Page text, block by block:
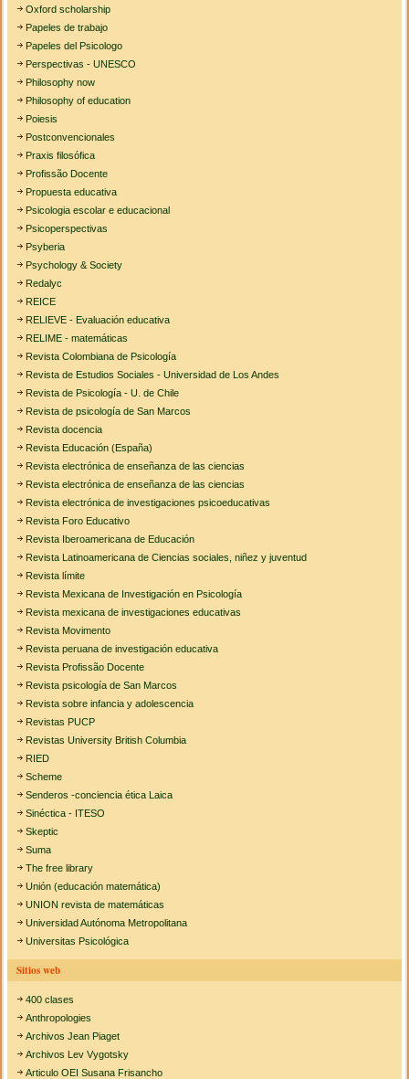
Oxford scholarship
Papeles de trabajo
Papeles del Psicologo
Perspectivas - UNESCO
Philosophy now
Philosophy of education
Poiesis
Postconvencionales
Praxis filosófica
Profissão Docente
Propuesta educativa
Psicologia escolar e educacional
Psicoperspectivas
Psyberia
Psychology & Society
Redalyc
REICE
RELIEVE - Evaluación educativa
RELIME - matemáticas
Revista Colombiana de Psicología
Revista de Estudios Sociales - Universidad de Los Andes
Revista de Psicología - U. de Chile
Revista de psicología de San Marcos
Revista docencia
Revista Educación (España)
Revista electrónica de enseñanza de las ciencias
Revista electrónica de enseñanza de las ciencias
Revista electrónica de investigaciones psicoeducativas
Revista Foro Educativo
Revista Iberoamericana de Educación
Revista Latinoamericana de Ciencias sociales, niñez y juventud
Revista límite
Revista Mexicana de Investigación en Psicología
Revista mexicana de investigaciones educativas
Revista Movimento
Revista peruana de investigación educativa
Revista Profissão Docente
Revista psicología de San Marcos
Revista sobre infancia y adolescencia
Revistas PUCP
Revistas University British Columbia
RIED
Scheme
Senderos -conciencia ética Laica
Sinéctica - ITESO
Skeptic
Suma
The free library
Unión (educación matemática)
UNION revista de matemáticas
Universidad Autónoma Metropolitana
Universitas Psicológica
Sitios web
400 clases
Anthropologies
Archivos Jean Piaget
Archivos Lev Vygotsky
Articulo OEI Susana Frisancho